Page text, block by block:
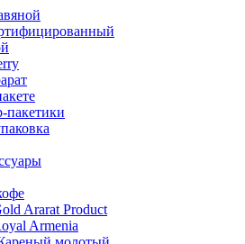
пакетики
Ararat Product
Armenia